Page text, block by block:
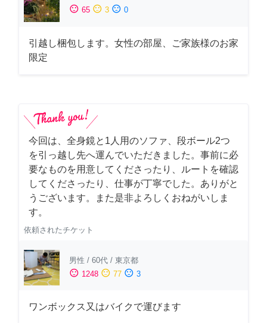
sentiment_satisfied 65 sentiment_neutral 3 sentiment_dissatisfied 0
引越し梱包します。女性の部屋、ご家族様のお家
限定
今回は、全身鏡と1人用のソファ、段ボール2つ
を引っ越し先へ運んでいただきました。事前に必
要なものを用意してくださったり、ルートを確認
してくださったり、仕事が丁寧でした。ありがと
うございます。また是非よろしくおねがいしま
す。
依頼されたチケット
男性 / 60代 / 東京都
sentiment_satisfied 1248 sentiment_neutral 77 sentiment_dissatisfied 3
ワンボックス又はバイクで運びます